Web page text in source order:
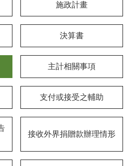
施政計畫
決算書
主計相關事項
支付或接受之輔助
接收外界捐贈款辦理情形